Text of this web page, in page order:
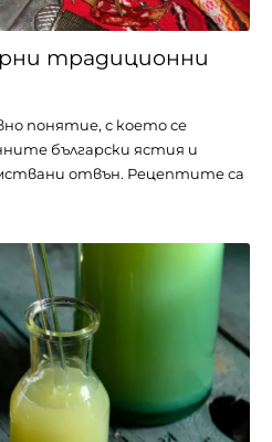
традиционни
понятие, с което се
български ястия и
отвън. Рецептите са